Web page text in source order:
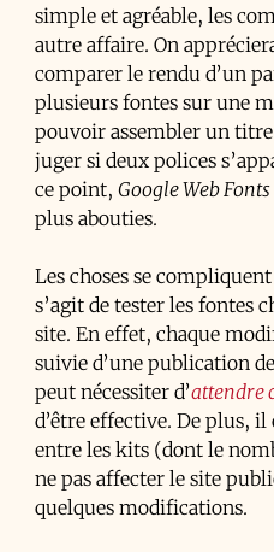
simple et agréable, les
autre affaire. On
comparer le rendu d’un
plusieurs fontes sur une
pouvoir assembler un
juger si deux polices
ce point, Google Web Fonts
plus abouties.
Les choses se
s’agit de tester les fontes
site. En effet, chaque
suivie d’une publication
peut nécessiter d’attendre
d’être effective. De plus, il
entre les kits (dont le
ne pas affecter le site
quelques modifications.